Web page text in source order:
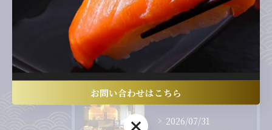
回転寿司
最近の投稿 Recent Posts
2026/07/31
お問い合わせはこちら
お問い合わせはこちら